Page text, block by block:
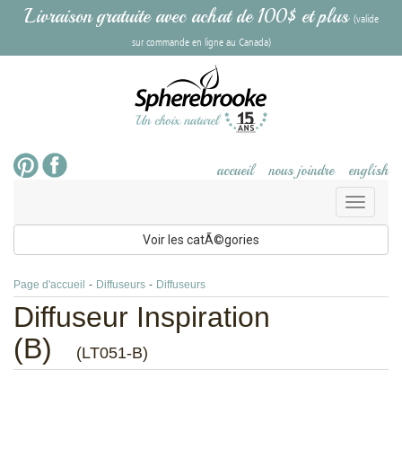
Livraison gratuite avec achat de 100$ et plus (valide
sur commande en ligne au Canada)
accueil nous joindre english
Toggle
Voir les catÃ©gories
Page d'accueil - Diffuseurs - Diffuseurs
Diffuseur Inspiration
(B)
(LT051-B)